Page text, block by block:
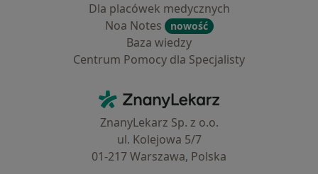
Dla placówek medycznych
Noa Notes
nowość
Baza wiedzy
Centrum Pomocy dla Specjalisty
ZnanyLekarz - Strona główna
ZnanyLekarz Sp. z o.o.
ul. Kolejowa 5/7
01-217 Warszawa, Polska